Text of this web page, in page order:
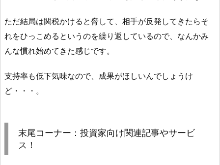
ただ結局は関税かけると脅して、相手が反発してきたらそ
れをひっこめるというのを繰り返しているので、なんかみ
んな慣れ始めてきた感じです。
支持率も低下気味なので、成果がほしいんでしょうけ
ど・・・。
末尾コーナー：投資家向け関連記事やサービ
ス！